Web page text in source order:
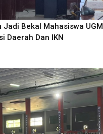
Jadi Bekal Mahasiswa UGM
Daerah Dan IKN